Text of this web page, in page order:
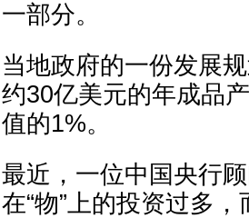
一部分。
当地政府的一份发展
约30亿美元的年成品
值的1%。
最近，一位中国央行
在“物”上的投资过多